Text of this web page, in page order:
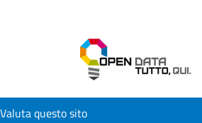
Valuta questo sito